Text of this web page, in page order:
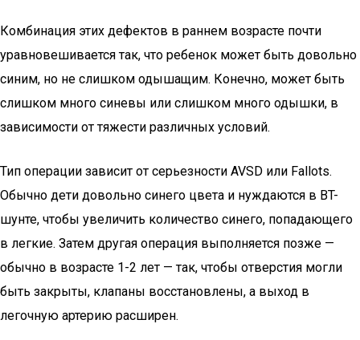
Комбинация этих дефектов в раннем возрасте почти
уравновешивается так, что ребенок может быть довольно
синим, но не слишком одышащим. Конечно, может быть
слишком много синевы или слишком много одышки, в
зависимости от тяжести различных условий.
Тип операции зависит от серьезности AVSD или Fallots.
Обычно дети довольно синего цвета и нуждаются в BT-
шунте, чтобы увеличить количество синего, попадающего
в легкие. Затем другая операция выполняется позже —
обычно в возрасте 1-2 лет — так, чтобы отверстия могли
быть закрыты, клапаны восстановлены, а выход в
легочную артерию расширен.